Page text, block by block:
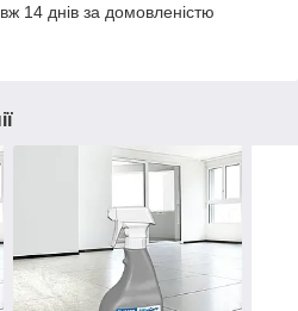
14 днів за домовленістю